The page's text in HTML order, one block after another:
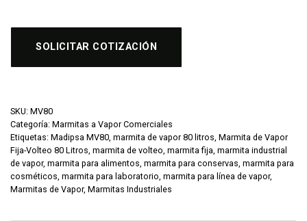
SOLICITAR COTIZACIÓN
SKU: MV80
Categoría: Marmitas a Vapor Comerciales
Etiquetas: Madipsa MV80, marmita de vapor 80 litros, Marmita de Vapor
Fija-Volteo 80 Litros, marmita de volteo, marmita fija, marmita industrial
de vapor, marmita para alimentos, marmita para conservas, marmita para
cosméticos, marmita para laboratorio, marmita para línea de vapor,
Marmitas de Vapor, Marmitas Industriales